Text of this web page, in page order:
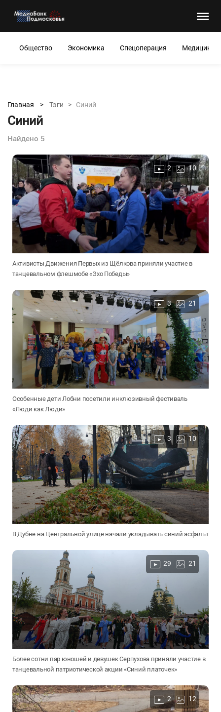
Общество Экономика Спецоперация Медицина
Главная > Тэги > Синий
Синий
Найдено 5
2 10
Активисты Движения Первых из Щёлкова приняли участие в
танцевальном флешмобе «Эхо Победы»
3 21
Особенные дети Лобни посетили инклюзивный фестиваль
«Люди как Люди»
3 10
В Дубне на Центральной улице начали укладывать синий асфальт
29 21
Более сотни пар юношей и девушек Серпухова приняли участие в
танцевальной патриотической акции «Синий платочек»
2 12